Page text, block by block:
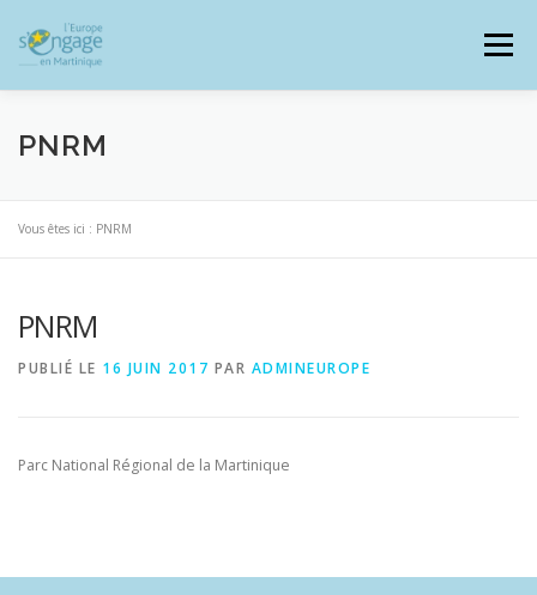
contenu
Menu
PROGRAMMES
JE SUIS BÉNÉFICIAIRE
PNRM
Vous êtes ici : PNRM
PNRM
PUBLIÉ LE 16 JUIN 2017 PAR ADMINEUROPE
Parc National Régional de la Martinique